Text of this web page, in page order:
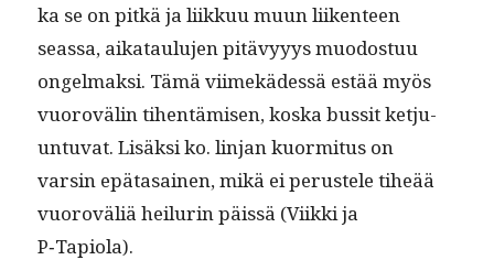
ka se on pitkä ja liikkuu muun liiken­teen
seassa, aikataulu­jen pitävyyys muo­dos­tuu
ongel­mak­si. Tämä viimekädessä estää myös
vuorovälin tihen­tämisen, kos­ka bus­sit ketju­
un­tu­vat. Lisäk­si ko. lin­jan kuor­mi­tus on
varsin epä­ta­sainen, mikä ei perustele tiheää
vuoroväliä heil­urin päis­sä (Viik­ki ja
P‑Tapiola).